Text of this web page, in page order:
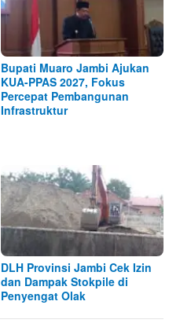
Bupati Muaro Jambi Ajukan
KUA-PPAS 2027, Fokus
Percepat Pembangunan
Infrastruktur
DLH Provinsi Jambi Cek Izin
dan Dampak Stokpile di
Penyengat Olak